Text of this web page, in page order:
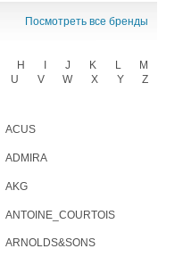
Посмотреть все бренды
ACUS
ADMIRA
AKG
ANTOINE_COURTOIS
ARNOLDS&SONS
H J K L
M
U V W X Y
Z